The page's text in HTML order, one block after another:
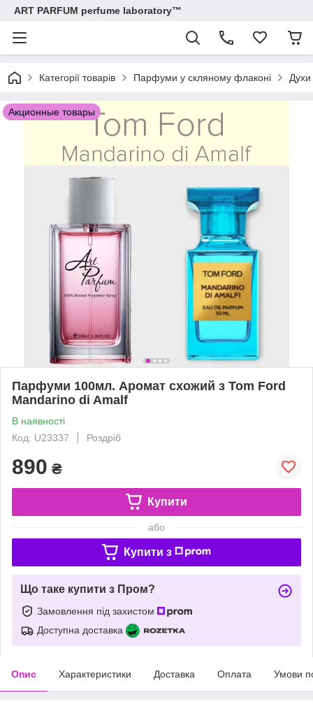
ART PARFUM perfume laboratory™
Категорії товарів Парфуми у скляному флаконі
Акционные товары
Парфуми 100мл. Аромат схожий з Tom Ford
Mandarino di Amalf
В наявності
Код: U23337
Роздріб
890 ₴
Купити
або
Купити з
Що таке купити з Пром?
Замовлення під захистом
Доступна доставка
Опис Характеристики Доставка Оплата Умови